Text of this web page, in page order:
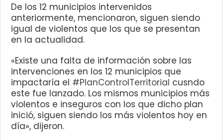
De los 12 municipios intervenidos
anteriormente, mencionaron, siguen siendo
igual de violentos que los que se presentan
en la actualidad.
«Existe una falta de información sobre las
intervenciones en los 12 municipios que
impactaría el #PlanControlTerritorial cusndo
este fue lanzado. Los mismos municipios más
violentos e inseguros con los que dicho plan
inició, siguen siendo los más violentos hoy en
día», dijeron.